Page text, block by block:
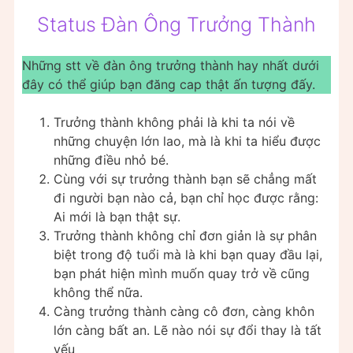
Status Đàn Ông Trưởng Thành
Những stt về đàn ông trưởng thành hay nhất dưới
đây có thể giúp bạn đăng cap thật ấn tượng đấy.
Trưởng thành không phải là khi ta nói về
những chuyện lớn lao, mà là khi ta hiểu được
những điều nhỏ bé.
Cùng với sự trưởng thành bạn sẽ chẳng mất
đi người bạn nào cả, bạn chỉ học được rằng:
Ai mới là bạn thật sự.
Trưởng thành không chỉ đơn giản là sự phân
biệt trong độ tuổi mà là khi bạn quay đầu lại,
bạn phát hiện mình muốn quay trở về cũng
không thể nữa.
Càng trưởng thành càng cô đơn, càng khôn
lớn càng bất an. Lẽ nào nói sự đổi thay là tất
yếu